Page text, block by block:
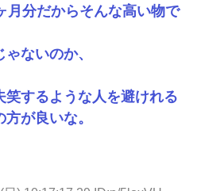
月分だからそんな高い物で
ないのか、
笑するような人を避けれる
が良いな。